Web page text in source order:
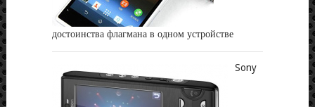
достоинства флагмана в одном устройстве
Sony